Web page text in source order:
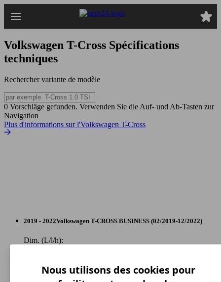
au
Volkswagen T-Cross Spécifications
techniques
Rechercher variante de modèle
0 Vorschläge gefunden. Verwenden Sie die Auf- und Ab-Tasten zur
Navigation
Plus d'informations sur l'Volkswagen T-Cross
2019 - 2022Volkswagen T-CROSS BUSINESS (02/2019-12/2022)
Dim. (L/l/h):
70 - 84 KW (95 - 115 PS)
Portes:Nous utilisons des cookies pour